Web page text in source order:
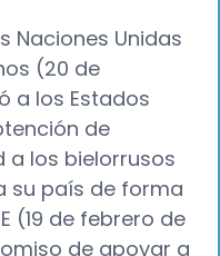
Naciones Unidas
(20 de
a los Estados
de
a los bielorrusos
su país de forma
(19 de febrero de
de apoyar a